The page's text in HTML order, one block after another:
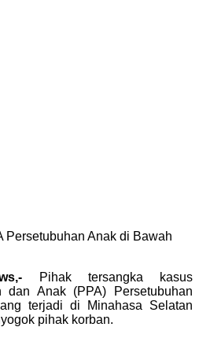
Persetubuhan Anak di Bawah
Pihak tersangka kasus
dan Anak (PPA) Persetubuhan
terjadi di Minahasa Selatan
pihak korban.